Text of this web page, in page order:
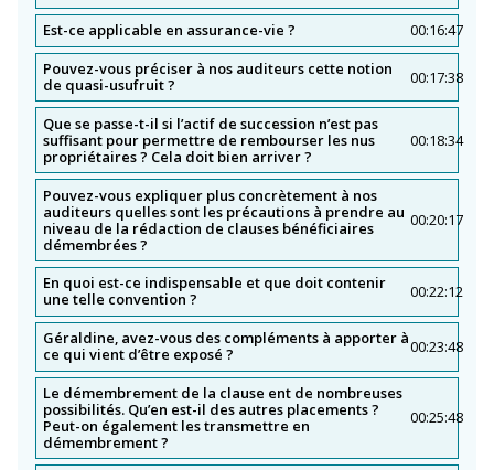
Est-ce applicable en assurance-vie ?
00:16:47
Pouvez-vous préciser à nos auditeurs cette notion
de quasi-usufruit ?
00:17:38
Que se passe-t-il si l’actif de succession n’est pas
suffisant pour permettre de rembourser les nus
propriétaires ? Cela doit bien arriver ?
00:18:34
Pouvez-vous expliquer plus concrètement à nos
auditeurs quelles sont les précautions à prendre au
niveau de la rédaction de clauses bénéficiaires
démembrées ?
00:20:17
En quoi est-ce indispensable et que doit contenir
une telle convention ?
00:22:12
Géraldine, avez-vous des compléments à apporter à
ce qui vient d’être exposé ?
00:23:48
Le démembrement de la clause ent de nombreuses
possibilités. Qu’en est-il des autres placements ?
Peut-on également les transmettre en
démembrement ?
00:25:48